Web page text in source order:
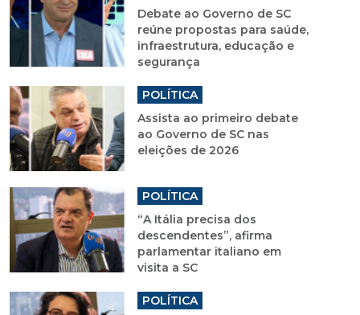
Debate ao Governo de SC
reúne propostas para saúde,
infraestrutura, educação e
segurança
POLÍTICA
Assista ao primeiro debate
ao Governo de SC nas
eleições de 2026
POLÍTICA
“A Itália precisa dos
descendentes”, afirma
parlamentar italiano em
visita a SC
POLÍTICA